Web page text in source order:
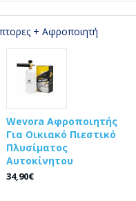
+ Αφροποιητή
Wevora Αφροποιητής
Για Οικιακό Πιεστικό
Πλυσίματος
Αυτοκίνητου
34,90€